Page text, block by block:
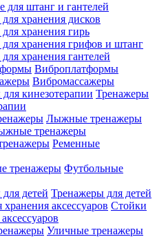
для штанг и гантелей
хранения дисков
хранения гирь
хранения грифов и штанг
хранения гантелей
Виброплатформы
Вибромассажеры
Тренажеры
Лыжные тренажеры
тренажеры
Ременные
Футбольные
Тренажеры для детей
Стойки
Уличные тренажеры